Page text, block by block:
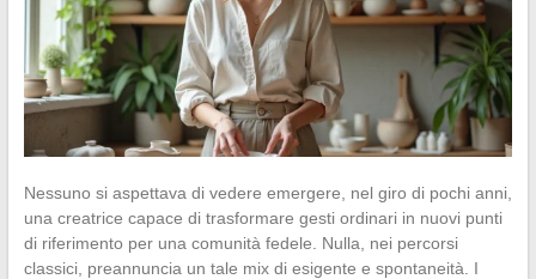
Nessuno si aspettava di vedere emergere, nel giro di pochi anni,
una creatrice capace di trasformare gesti ordinari in nuovi punti
di riferimento per una comunità fedele. Nulla, nei percorsi
classici, preannuncia un tale mix di esigente e spontaneità. I